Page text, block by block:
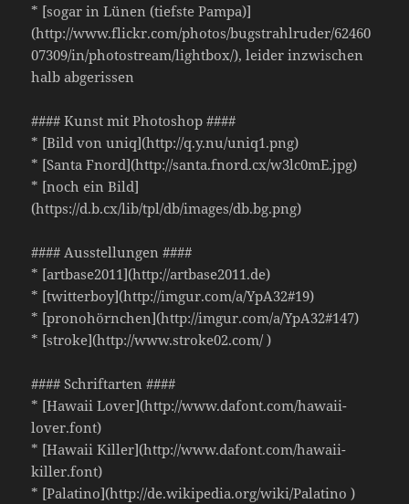
* [sogar in Lünen (tiefste Pampa)]
(http://www.flickr.com/photos/bugstrahlruder/62460
07309/in/photostream/lightbox/), leider inzwischen
halb abgerissen
#### Kunst mit Photoshop ####
* [Bild von uniq](http://q.y.nu/uniq1.png)
* [Santa Fnord](http://santa.fnord.cx/w3lc0mE.jpg)
* [noch ein Bild]
(https://d.b.cx/lib/tpl/db/images/db.bg.png)
#### Ausstellungen ####
* [artbase2011](http://artbase2011.de)
* [twitterboy](http://imgur.com/a/YpA32#19)
* [pronohörnchen](http://imgur.com/a/YpA32#147)
* [stroke](http://www.stroke02.com/ )
#### Schriftarten ####
* [Hawaii Lover](http://www.dafont.com/hawaii-
lover.font)
* [Hawaii Killer](http://www.dafont.com/hawaii-
killer.font)
* [Palatino](http://de.wikipedia.org/wiki/Palatino )